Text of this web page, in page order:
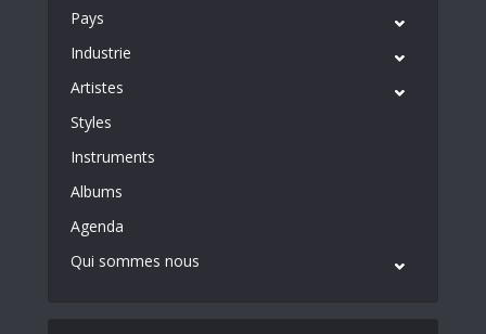
Pays
Industrie
Artistes
Styles
Instruments
Albums
Agenda
Qui sommes nous